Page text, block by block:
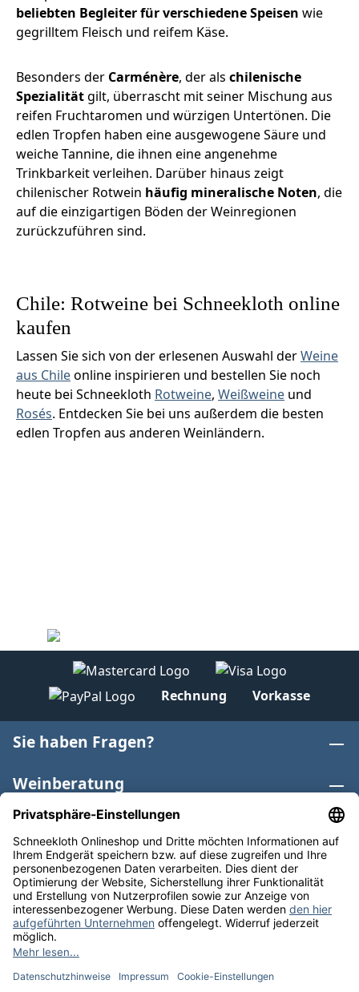
beliebten Begleiter für verschiedene Speisen wie
gegrilltem Fleisch und reifem Käse.
Besonders der Carménère, der als chilenische
Spezialitätgilt, überrascht mit seiner Mischung aus
reifen Fruchtaromen und würzigen Untertönen. Die
edlen Tropfen haben eine ausgewogene Säure und
weiche Tannine, die ihnen eine angenehme
Trinkbarkeit verleihen. Darüber hinaus zeigt
chilenischer Rotwein häufig mineralische Noten, die
auf die einzigartigen Böden der Weinregionen
zurückzuführen sind.
Chile: Rotweine bei Schneekloth online
kaufen
Lassen Sie sich von der erlesenen Auswahl derWeine
aus Chileonline inspirieren und bestellen Sie noch
heute bei Schneekloth Rotweine, Weißweine und
Rosés. Entdecken Sie bei uns außerdem die besten
edlen Tropfen aus anderen Weinländern.
Rechnung Vorkasse
Sie haben Fragen?
Weinberatung
Informationen
Weinkategorien
Internationaler Wein
* Alle Preise inkl. gesetzl. Mehrwertsteuer zzgl.
anders angegeben. Bioprodukte im Bio-Kontrollverfahren